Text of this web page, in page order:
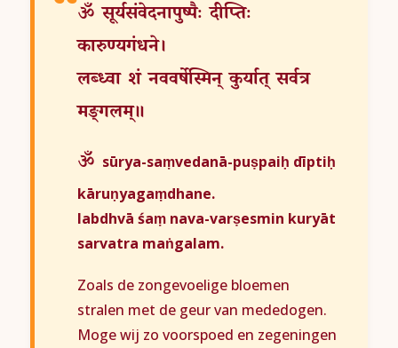
ॐ सूर्यसंवेदनापुष्पैः दीप्तिः
कारुण्यगंधने।
लब्ध्वा शं नववर्षेस्मिन् कुर्यात् सर्वत्र
मङ्गलम्॥
ॐ sūrya-saṃvedanā-puṣpaiḥ dīptiḥ
kāruṇyagaṃdhane.
labdhvā śaṃ nava-varṣesmin kuryāt
sarvatra maṅgalam.
Zoals de zongevoelige bloemen
stralen met de geur van mededogen.
Moge wij zo voorspoed en zegeningen